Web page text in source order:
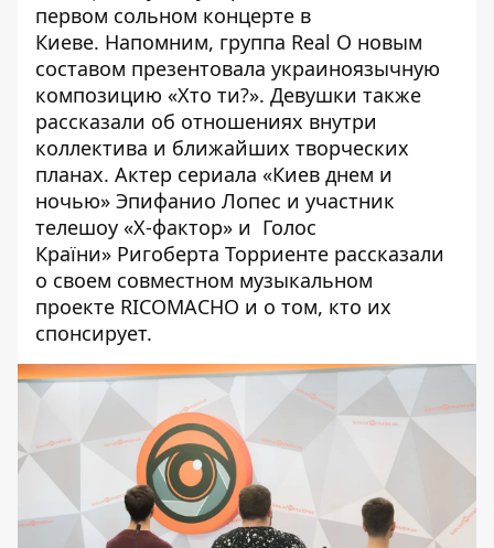
первом сольном концерте в
Киеве. Напомним, группа Real O новым
составом презентовала украиноязычную
композицию «Хто ти?». Девушки также
рассказали об отношениях внутри
коллектива и ближайших творческих
планах. Актер сериала «Киев днем и
ночью» Эпифанио Лопес и участник
телешоу «Х-фактор» и Голос
Країни» Ригоберта Торриенте рассказали
о своем совместном музыкальном
проекте RICOMACHO и о том, кто их
спонсирует.